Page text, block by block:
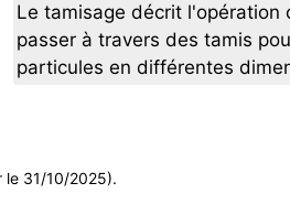
Le tamisage décrit l'opération
passer à travers des tamis
particules en différentes
le 31/10/2025).